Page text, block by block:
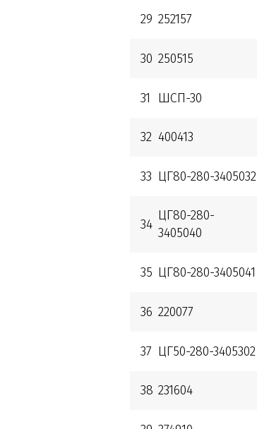
29 252157
30 250515
31 ШСП-30
32 400413
33 ЦГ80-280-3405032
34
ЦГ80-280-
3405040
35 ЦГ80-280-3405041
36 220077
37 ЦГ50-280-3405302
38 231604